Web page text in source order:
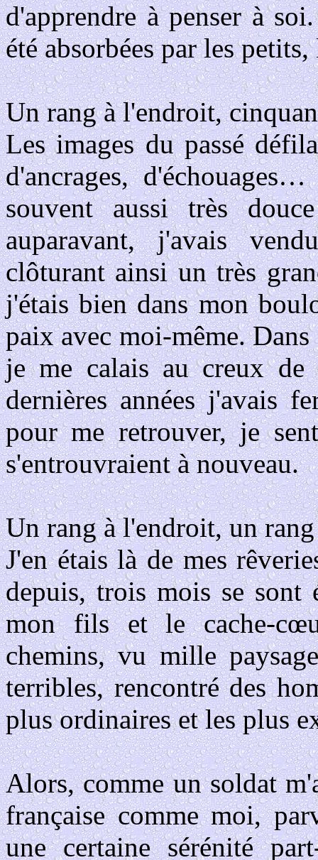
d'apprendre à penser à
été absorbées par les
Un rang à l'endroit,
Les images du passé
d'ancrages,
souvent aussi très
auparavant, j'avais
clôturant ainsi un très
j'étais bien dans mon
paix avec moi-même.
je me calais au creux
dernières années j'avais
pour me retrouver, je
s'entrouvraient à nouveau.
Un rang à l'endroit, un
J'en étais là de mes
depuis, trois mois se sont
mon fils et le cache-
chemins, vu mille
terribles, rencontré des
plus ordinaires et les plus
Alors, comme un soldat
française comme moi,
une certaine sérénité